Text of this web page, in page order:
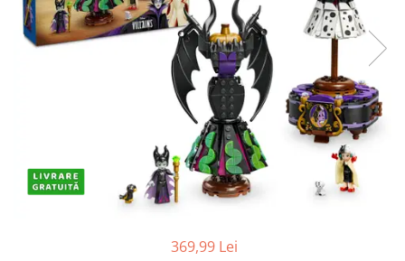
Poarta siguranta copii
Deflectoare pentru aer conditionat
Casti antifonice pentru copii si
Echipament protectie bicicleta si
ski
Accesorii auto copii
369,99 Lei